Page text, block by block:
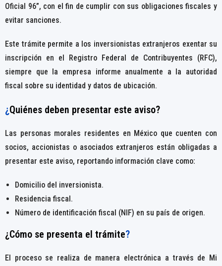
Oficial 96”, con el fin de cumplir con sus obligaciones fiscales y
evitar sanciones.
Este trámite permite a los inversionistas extranjeros exentar su
inscripción en el Registro Federal de Contribuyentes (RFC),
siempre que la empresa informe anualmente a la autoridad
fiscal sobre su identidad y datos de ubicación.
¿Quiénes deben presentar este aviso?
Las personas morales residentes en México que cuenten con
socios, accionistas o asociados extranjeros están obligadas a
presentar este aviso, reportando información clave como:
Domicilio del inversionista.
Residencia fiscal.
Número de identificación fiscal (NIF) en su país de origen.
¿Cómo se presenta el trámite?
El proceso se realiza de manera electrónica a través de Mi